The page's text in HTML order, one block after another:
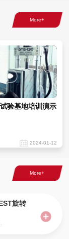
验基地培训演示
2024-01-12
旋转